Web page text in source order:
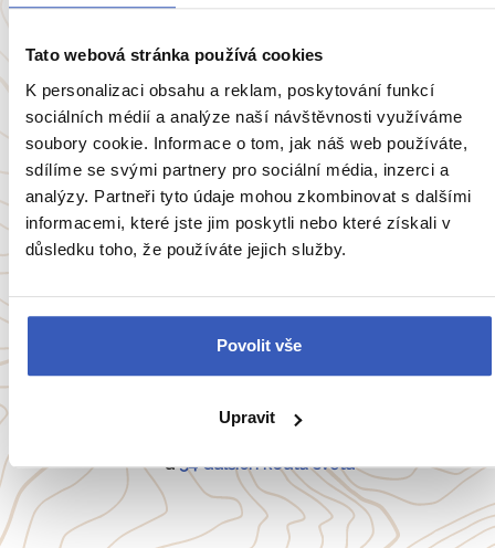
Tato webová stránka používá cookies
K personalizaci obsahu a reklam, poskytování funkcí
sociálních médií a analýze naší návštěvnosti využíváme
soubory cookie. Informace o tom, jak náš web používáte,
sdílíme se svými partnery pro sociální média, inzerci a
analýzy. Partneři tyto údaje mohou zkombinovat s dalšími
informacemi, které jste jim poskytli nebo které získali v
důsledku toho, že používáte jejich služby.
Povolit vše
Upravit
snů
10518 přečtení
Zobrazit všechny články o Itálii
Belgie Francie
Portugalsko
a54 dalších koutů světa